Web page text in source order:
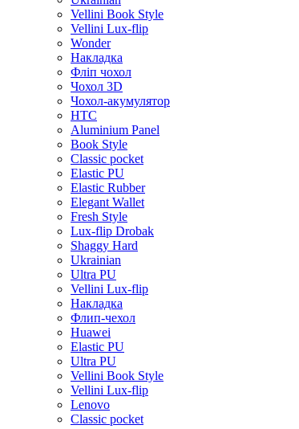
Vellini Book Style
Vellini Lux-flip
Wonder
Накладка
Фліп чохол
Чохол 3D
Чохол-акумулятор
HTC
Aluminium Panel
Book Style
Classic pocket
Elastic PU
Elastic Rubber
Elegant Wallet
Fresh Style
Lux-flip Drobak
Shaggy Hard
Ukrainian
Ultra PU
Vellini Lux-flip
Накладка
Флип-чехол
Huawei
Elastic PU
Ultra PU
Vellini Book Style
Vellini Lux-flip
Lenovo
Classic pocket